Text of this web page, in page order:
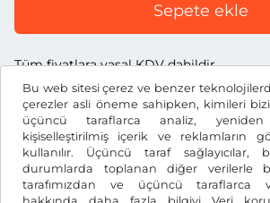
Bu web sitesi çerez ve benzer
çerezler asli öneme sahipken, kimileri
üçüncü taraflarca analiz,
kişiselleştirilmiş içerik ve reklamların
kullanılır. Üçüncü taraf
durumlarda toplanan diğer verilerle
tarafımızdan ve üçüncü taraflarca
Sepete ekle
Tüm fiyatlara yasal KDV dahildir.
TL ₺TRY